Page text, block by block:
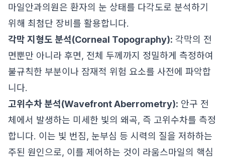
마일안과의원은 환자의 눈 상태를 다각도로 분석하기
위해 최첨단 장비를 활용합니다.
각막 지형도 분석(Corneal Topography): 각막의 전
면뿐만 아니라 후면, 전체 두께까지 정밀하게 측정하여
불규칙한 부분이나 잠재적 위험 요소를 사전에 파악합
니다.
고위수차 분석(Wavefront Aberrometry): 안구 전
체에서 발생하는 미세한 빛의 왜곡, 즉 고위수차를 측정
합니다. 이는 빛 번짐, 눈부심 등 시력의 질을 저하하는
주된 원인으로, 이를 제어하는 것이 라움스마일의 핵심